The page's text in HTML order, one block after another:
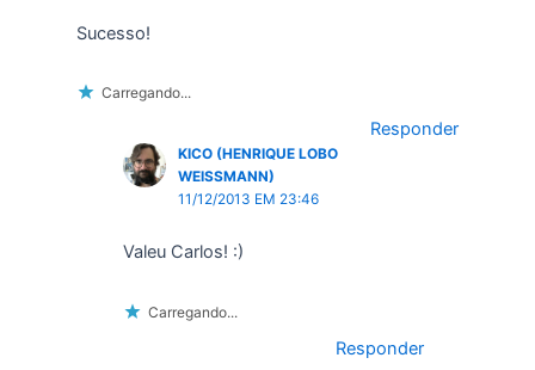
Sucesso!
Carregando...
Responder
KICO (HENRIQUE LOBO
WEISSMANN)
11/12/2013 EM 23:46
Valeu Carlos! :)
Carregando...
Responder